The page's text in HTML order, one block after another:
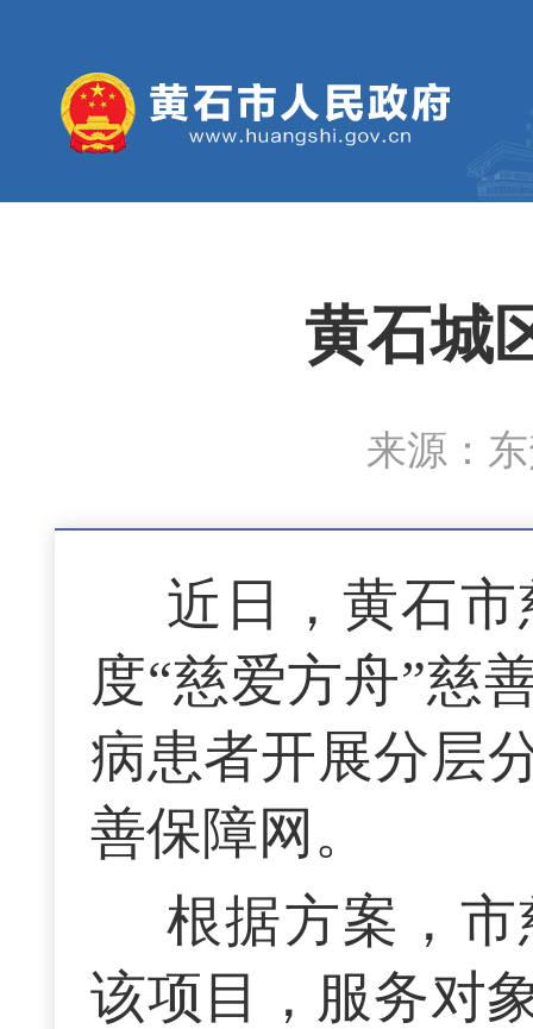
黄石城
来源：
近日，黄石
度“慈爱方舟”慈
病患者开展分层
善保障网。
根据方案，
该项目，服务对